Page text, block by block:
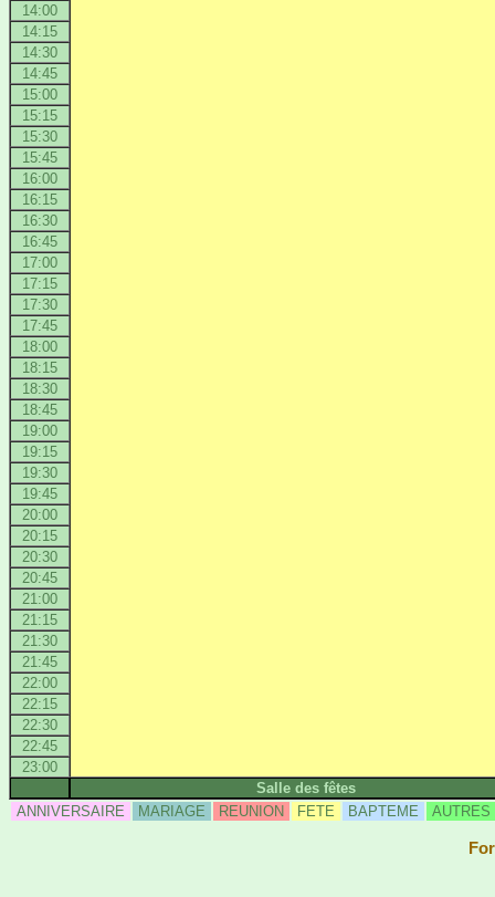
14:00
14:15
14:30
14:45
15:00
15:15
15:30
15:45
16:00
16:15
16:30
16:45
17:00
17:15
17:30
17:45
18:00
18:15
18:30
18:45
19:00
19:15
19:30
19:45
20:00
20:15
20:30
20:45
21:00
21:15
21:30
21:45
22:00
22:15
22:30
22:45
23:00
Salle des fêtes
ANNIVERSAIRE
MARIAGE REUNION FETE BAPTEME AUTRES